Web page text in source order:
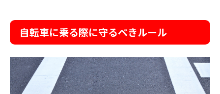
自転車に乗る際に守るべきルール